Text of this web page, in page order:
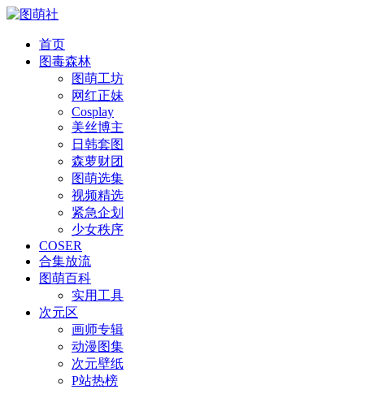
首页
图毒森林
图萌工坊
网红正妹
Cosplay
美丝博主
日韩套图
森萝财团
图萌选集
视频精选
紧急企划
少女秩序
COSER
合集放流
图萌百科
实用工具
次元区
画师专辑
动漫图集
次元壁纸
P站热榜